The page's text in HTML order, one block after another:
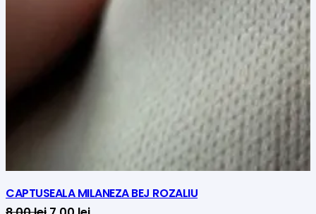
CAPTUSEALA MILANEZA BEJ ROZALIU